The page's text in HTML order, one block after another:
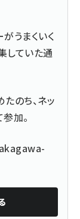
うまくいく
していた通
のち、ネッ
加。